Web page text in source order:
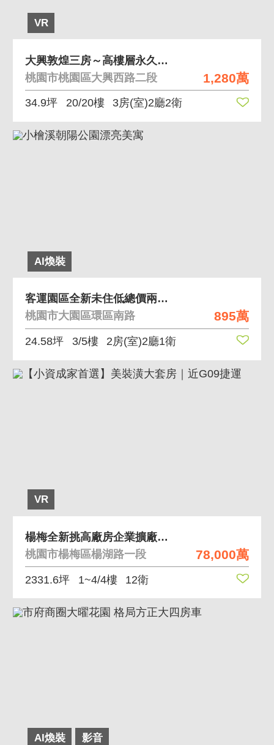
VR
1,280萬
大興敦煌三房～高樓層永久棟距絕佳景觀
桃園市桃園區大興西路二段
34.9坪 20/20樓 3房(室)2廳2衛
AI煥裝
895萬
客運園區全新未住低總價兩房車
桃園市大園區環區南路
24.58坪 3/5樓 2房(室)2廳1衛
VR
78,000萬
楊梅全新挑高廠房企業擴廠升級進駐首選
桃園市楊梅區楊湖路一段
2331.6坪 1~4/4樓 12衛
AI煥裝 影音